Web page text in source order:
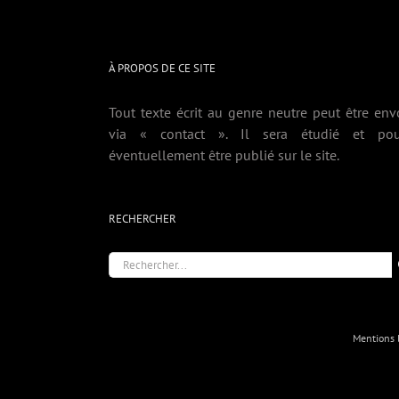
À PROPOS DE CE SITE
Tout texte écrit au genre neutre peut être
via « contact ». Il sera étudié et
éventuellement être publié sur le site.
RECHERCHER
Rechercher:
Mentions